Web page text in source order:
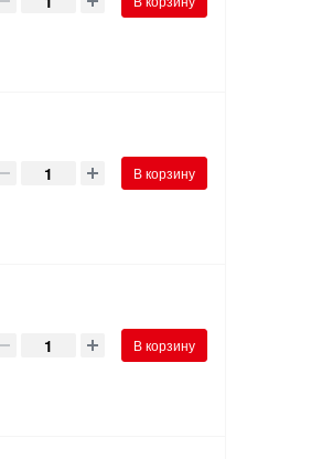
В корзину
В корзину